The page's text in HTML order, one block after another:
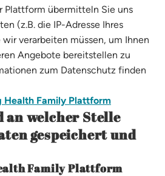
Plattform übermitteln Sie uns
(z.B. die IP-Adresse Ihres
verarbeiten müssen, um Ihnen
Angebote bereitstellen zu
zum Datenschutz finden
Health Family Plattform
an welcher Stelle
gespeichert und
Family Plattform